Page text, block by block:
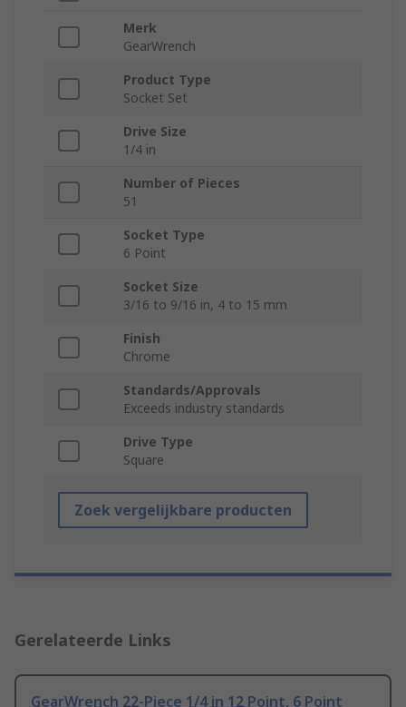
Merk
GearWrench
Product Type
Socket Set
Drive Size
1/4 in
Number of Pieces
51
Socket Type
6 Point
Socket Size
3/16 to 9/16 in, 4 to 15 mm
Finish
Chrome
Standards/Approvals
Exceeds industry standards
Drive Type
Square
Zoek vergelijkbare producten
Gerelateerde Links
GearWrench 22-Piece 1/4 in 12 Point, 6 Point